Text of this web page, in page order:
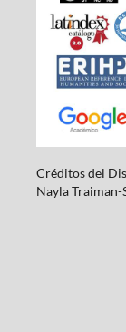
Créditos del
NaylaTraiman-